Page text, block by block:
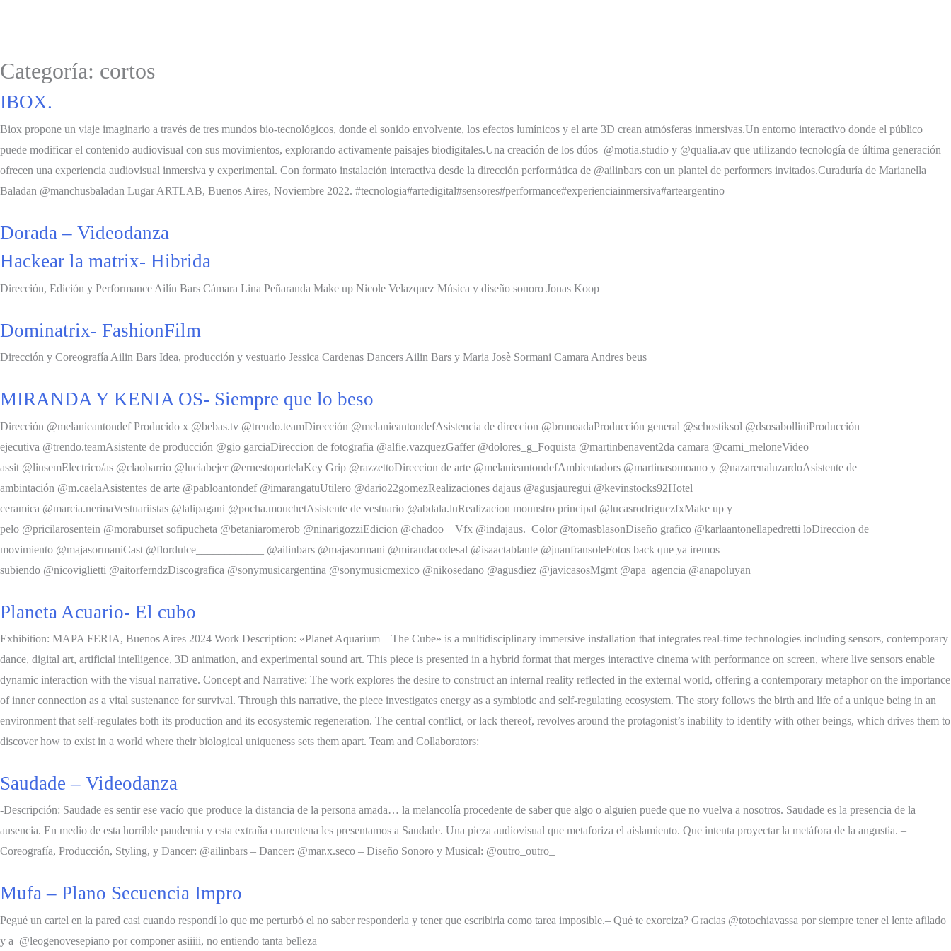
Categoría: cortos
IBOX.
Biox propone un viaje imaginario a través de tres mundos bio-tecnológicos, donde el sonido envolvente, los efectos lumínicos y el arte 3D crean atmósferas inmersivas.Un entorno interactivo donde el público
puede modificar el contenido audiovisual con sus movimientos, explorando activamente paisajes biodigitales.Una creación de los dúos @motia.studio y @qualia.av que utilizando tecnología de última generación
ofrecen una experiencia audiovisual inmersiva y experimental. Con formato instalación interactiva desde la dirección performática de @ailinbars con un plantel de performers invitados.Curaduría de Marianella
Baladan @manchusbaladan Lugar ARTLAB, Buenos Aires, Noviembre 2022. #tecnologia#artedigital#sensores#performance#experienciainmersiva#arteargentino
Dorada – Videodanza
Hackear la matrix- Hibrida
Dirección, Edición y Performance Ailín Bars Cámara Lina Peñaranda Make up Nicole Velazquez Música y diseño sonoro Jonas Koop
Dominatrix- FashionFilm
Dirección y Coreografía Ailin Bars Idea, producción y vestuario Jessica Cardenas Dancers Ailin Bars y Maria Josè Sormani Camara Andres beus
MIRANDA Y KENIA OS- Siempre que lo beso
Dirección @melanieantondef Producido x @bebas.tv @trendo.teamDirección @melanieantondefAsistencia de direccion @brunoadaProducción general @schostiksol @dsosabolliniProducción
ejecutiva @trendo.teamAsistente de producción @gio garciaDireccion de fotografia @alfie.vazquezGaffer @dolores_g_Foquista @martinbenavent2da camara @cami_meloneVideo
assit @liusemElectrico/as @claobarrio @luciabejer @ernestoportelaKey Grip @razzettoDireccion de arte @melanieantondefAmbientadors @martinasomoano y @nazarenaluzardoAsistente de
ambintación @m.caelaAsistentes de arte @pabloantondef @imarangatuUtilero @dario22gomezRealizaciones dajaus @agusjauregui @kevinstocks92Hotel
ceramica @marcia.nerinaVestuariistas @lalipagani @pocha.mouchetAsistente de vestuario @abdala.luRealizacion mounstro principal @lucasrodriguezfxMake up y
pelo @pricilarosentein @moraburset sofipucheta @betaniaromerob @ninarigozziEdicion @chadoo__Vfx @indajaus._Color @tomasblasonDiseño grafico @karlaantonellapedretti loDireccion de
movimiento @majasormaniCast @flordulce____________ @ailinbars @majasormani @mirandacodesal @isaactablante @juanfransoleFotos back que ya iremos
subiendo @nicoviglietti @aitorferndzDiscografica @sonymusicargentina @sonymusicmexico @nikosedano @agusdiez @javicasosMgmt @apa_agencia @anapoluyan
Planeta Acuario- El cubo
Exhibition: MAPA FERIA, Buenos Aires 2024 Work Description: «Planet Aquarium – The Cube» is a multidisciplinary immersive installation that integrates real-time technologies including sensors, contemporary
dance, digital art, artificial intelligence, 3D animation, and experimental sound art. This piece is presented in a hybrid format that merges interactive cinema with performance on screen, where live sensors enable
dynamic interaction with the visual narrative. Concept and Narrative: The work explores the desire to construct an internal reality reflected in the external world, offering a contemporary metaphor on the importance
of inner connection as a vital sustenance for survival. Through this narrative, the piece investigates energy as a symbiotic and self-regulating ecosystem. The story follows the birth and life of a unique being in an
environment that self-regulates both its production and its ecosystemic regeneration. The central conflict, or lack thereof, revolves around the protagonist’s inability to identify with other beings, which drives them to
discover how to exist in a world where their biological uniqueness sets them apart. Team and Collaborators:
Saudade – Videodanza
-Descripción: Saudade es sentir ese vacío que produce la distancia de la persona amada… la melancolía procedente de saber que algo o alguien puede que no vuelva a nosotros. Saudade es la presencia de la
ausencia. En medio de esta horrible pandemia y esta extraña cuarentena les presentamos a Saudade. Una pieza audiovisual que metaforiza el aislamiento. Que intenta proyectar la metáfora de la angustia. –
Coreografía, Producción, Styling, y Dancer: @ailinbars – Dancer: @mar.x.seco – Diseño Sonoro y Musical: @outro_outro_
Mufa – Plano Secuencia Impro​
Pegué un cartel en la pared casi cuando respondí lo que me perturbó el no saber responderla y tener que escribirla como tarea imposible.– Qué te exorciza? Gracias @totochiavassa por siempre tener el lente afilado
y a @leogenovesepiano por componer asiiiii, no entiendo tanta belleza